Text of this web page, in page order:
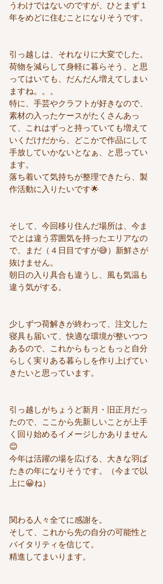
うわけではないのですが、ひとまず１
年をめどに住むことになりそうです。
引っ越しは、それなりに大変でした。
荷物を減らして身軽に暮らそう、と思
ってはいても、だんだん増えてしまい
ますね。。。
特に、手芸やクラフトが好きなので、
素材の入ったケースがたくさんあっ
て、これはずっと持っていても増えて
いくだけだから、どこかで作品にして
手放していかないとなぁ、と思ってい
ます。
落ち着いて気持ちが整理できたら、製
作活動に入りたいです🌟
そして、今回移り住んだ場所は、今ま
でとは違う雰囲気を持ったエリアなの
で、まだ（４日目ですが😅）新鮮さが
抜けません。
朝日の入り具合も違うし、風も気温も
違う気がする。
少しずつ荷解きが終わって、注文した
寝具も届いて、快適な環境が整いつつ
あるので、これからもっともっと自分
らしく実りある暮らしを作り上げてい
きたいと思っています。
引っ越しがちょうど新月・旧正月だっ
たので、ここから先新しいことが上手
く回り始めるイメージしかありません
😊
今年は活躍の場を広げる、大きな羽ば
たきの年になりそうです。（今まで以
上に😀ね）
関わる人々全てに感謝を。
そして、これから先の自分の可能性と
バイタリティを信じて。
精進してまいります。